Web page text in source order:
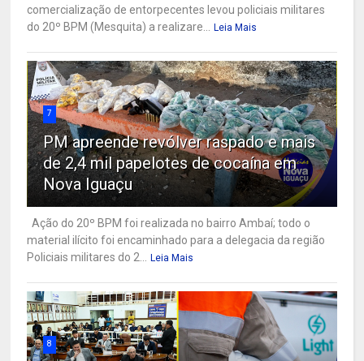
comercialização de entorpecentes levou policiais militares
do 20º BPM (Mesquita) a realizare...
Leia Mais
7
PM apreende revólver raspado e mais
de 2,4 mil papelotes de cocaína em
Nova Iguaçu
Ação do 20º BPM foi realizada no bairro Ambaí; todo o
material ilícito foi encaminhado para a delegacia da região
Policiais militares do 2...
Leia Mais
8